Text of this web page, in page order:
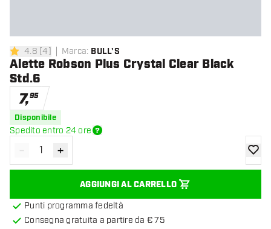
4.8 stelle di valutazione
4.8 [4] Marca: BULL'S
Alette Robson Plus Crystal Clear Black
Std.6
7,95
Disponibile
Spedito entro 24 ore
Diminuisci quantità
- Aumenta quantità
+
AGGIUNGI AL CARRELLO
Punti programma fedeltà
Consegna gratuita a partire da € 75